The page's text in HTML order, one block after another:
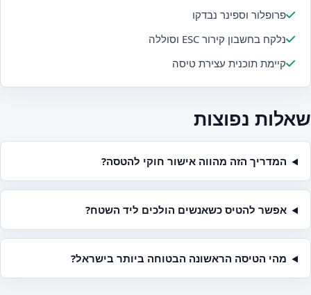
פרופלור וספינר נבדקו
נלקח בחשבון קירור ESC וסוללה
קיימת תוכנית עצירת טיסה
שאלות נפוצות
המדריך הזה מהווה אישור חוקי להטסה?
אפשר להטיס כשאנשים הולכים ליד השטח?
מהי הטיסה הראשונה הבטוחה ביותר בישראל?